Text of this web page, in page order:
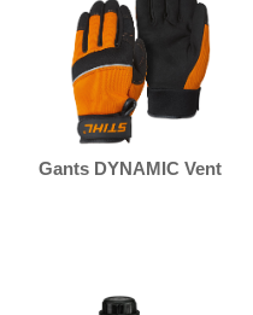
Gants DYNAMIC Vent